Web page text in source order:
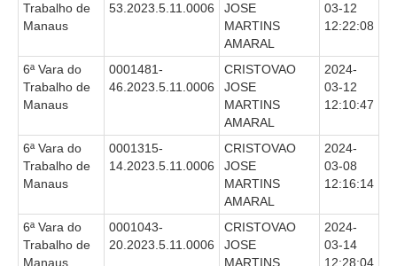
Trabalho de
Manaus
53.2023.5.11.0006
JOSE
MARTINS
AMARAL
03-12
12:22:08
6ª Vara do
Trabalho de
Manaus
0001481-
46.2023.5.11.0006
CRISTOVAO
JOSE
MARTINS
AMARAL
2024-
03-12
12:10:47
6ª Vara do
Trabalho de
Manaus
0001315-
14.2023.5.11.0006
CRISTOVAO
JOSE
MARTINS
AMARAL
2024-
03-08
12:16:14
6ª Vara do
Trabalho de
Manaus
0001043-
20.2023.5.11.0006
CRISTOVAO
JOSE
MARTINS
2024-
03-14
12:28:04